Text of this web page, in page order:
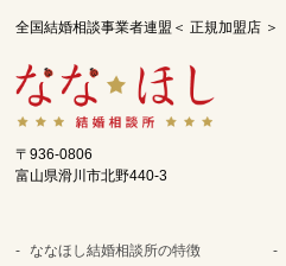
全国結婚相談事業者連盟＜ 正規加盟店 ＞
〒936-0806
富山県滑川市北野440-3
ななほし結婚相談所の特徴